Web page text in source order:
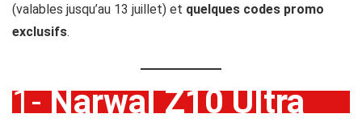
(valables jusqu’au 13 juillet) et quelques codes promo
exclusifs.
1-Narwal Z10 Ultra